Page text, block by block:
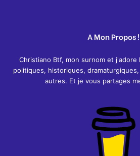
A Mon Propos !
Christiano Btf, mon surnom et
politiques, historiques,
autres. Et je vous partages